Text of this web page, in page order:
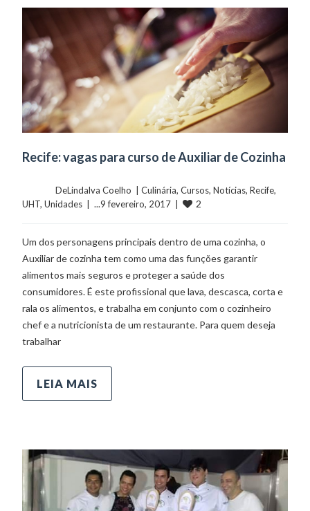
Recife: vagas para curso de Auxiliar de Cozinha
	    	DeLindalva Coelho  |
Culinária, Cursos, Notícias, Recife
UHT, Unidades
  |  ...9 fevereiro, 2017  |
2
Um dos personagens principais dentro de uma cozinha, o
Auxiliar de cozinha tem como uma das funções garantir
alimentos mais seguros e proteger a saúde dos
consumidores. É este profissional que lava, descasca, corta e
rala os alimentos, e trabalha em conjunto com o cozinheiro
chef e a nutricionista de um restaurante. Para quem deseja
trabalhar
LEIA MAIS